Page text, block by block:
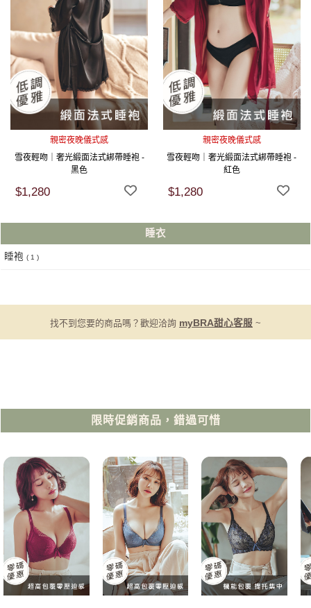
親密夜晚儀式感
雪夜輕吻｜奢光緞面法式綁帶睡袍 -
黑色
$1,280
親密夜晚儀式感
雪夜輕吻｜奢光緞面法式綁帶睡袍 -
紅色
$1,280
睡衣
睡袍 ( 1 )
找不到您要的商品嗎？歡迎洽詢 myBRA甜心客服 ~
限時促銷商品，錯過可惜